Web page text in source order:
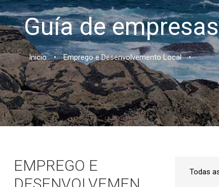
Guía de empresas
Inicio • Emprego e Desenvolvemento Local •
EMPREGO E